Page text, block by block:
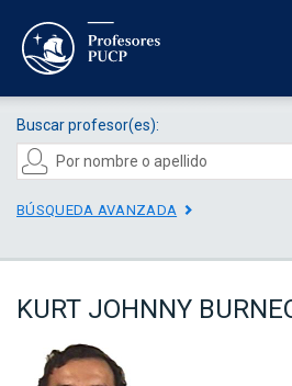
Buscar profesor(es):
BÚSQUEDA AVANZADA
KURT JOHNNY